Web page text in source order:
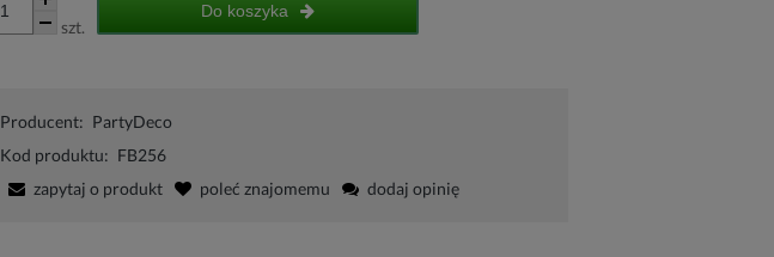
szt.
Do koszyka
Producent: PartyDeco
Kod produktu: FB256
zapytaj o produkt
poleć znajomemu dodaj opinię